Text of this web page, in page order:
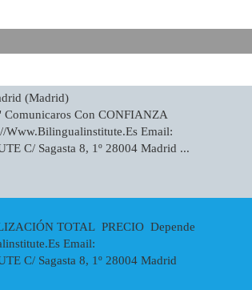
(Madrid)
Con CONFIANZA
www.bilingualinstitute.es Email:
C/ Sagasta 8, 1º 28004 Madrid ...
TOTAL PRECIO Depende
Email:
C/ Sagasta 8, 1º 28004 Madrid